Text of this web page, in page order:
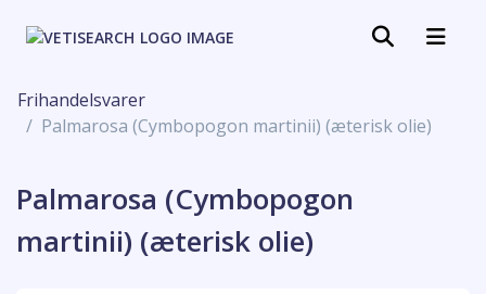
Frihandelsvarer
Palmarosa (Cymbopogon martinii) (æterisk olie)
Palmarosa (Cymbopogon
martinii) (æterisk olie)